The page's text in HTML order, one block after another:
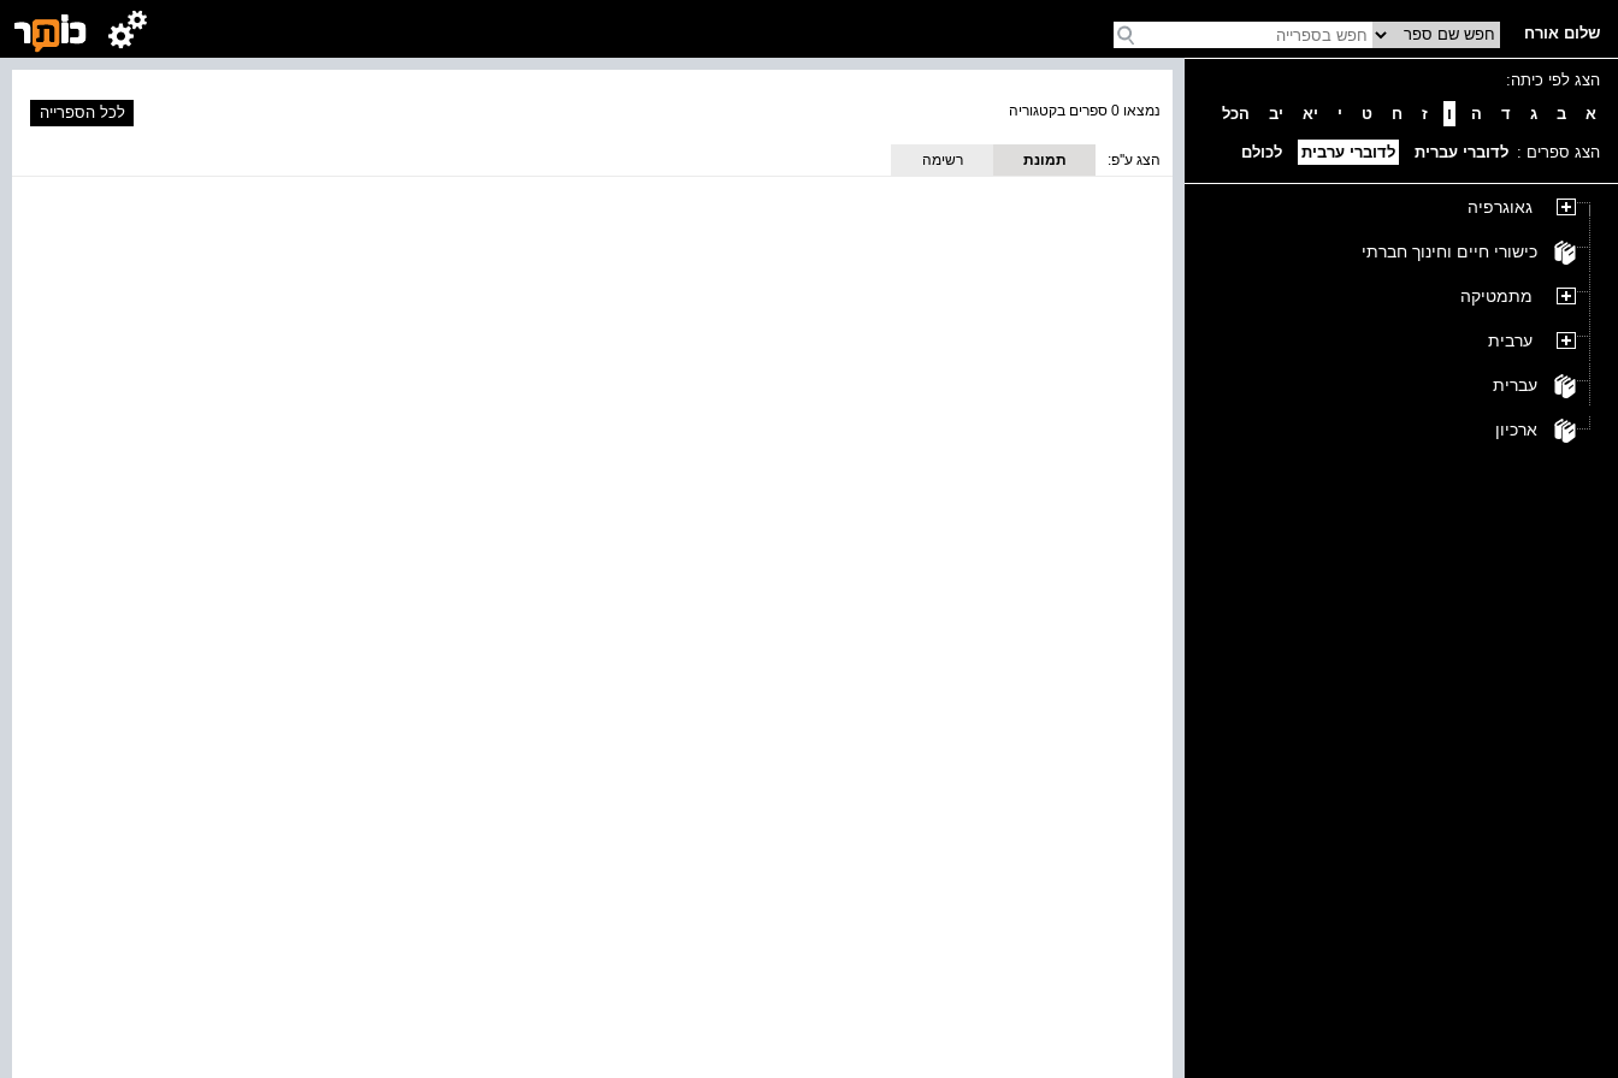
שלום אורח
הצג לפי כיתה:
א
ב ג ד ה ו ז ח ט י יא יב הכל
הצג ספרים : לדוברי עברית לדוברי ערבית לכולם
גאוגרפיה
כישורי חיים וחינוך חברתי
מתמטיקה
ערבית
עברית
ארכיון
נמצאו 0 ספרים בקטגוריה לכל הספרייה
הצג ע''פ:
תמונת
רשימה